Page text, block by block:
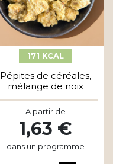
171 KCAL
Pépites de céréales,
mélange de noix
A partir de
1,63 €
dans un programme